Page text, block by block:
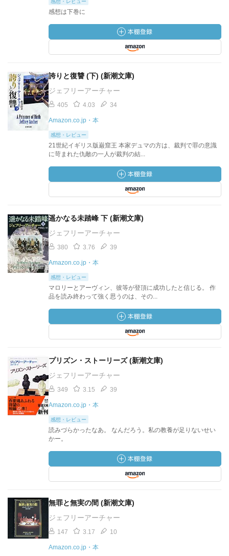
感想・レビュー
感想は下巻に
誇りと復讐 (下) (新潮文庫)
ジェフリーアーチャー
405 4.03 34
Amazon.co.jp・本
感想・レビュー
21世紀イギリス版巌窟王 本家デュマの方は、裁判で罪の意識
に苛まれた仇敵の一人が裁判の結...
遥かなる未踏峰 下 (新潮文庫)
ジェフリーアーチャー
380 3.76 39
Amazon.co.jp・本
感想・レビュー
マロリーとアーヴィン、彼等が登頂に成功したと信じる。 作
品を読み終わって強く思うのは、その...
プリズン・ストーリーズ (新潮文庫)
ジェフリーアーチャー
349 3.15 39
Amazon.co.jp・本
感想・レビュー
読みづらかったなあ。 なんだろう。私の教養が足りないせい
かー。
無罪と無実の間 (新潮文庫)
ジェフリーアーチャー
147 3.17 10
Amazon.co.jp・本